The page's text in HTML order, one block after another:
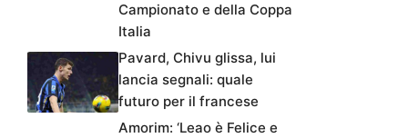
Campionato e della Coppa
Italia
Pavard, Chivu glissa, lui
lancia segnali: quale
futuro per il francese
Amorim: ‘Leao è Felice e